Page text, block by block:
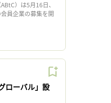
）は5月16日、
員企業の募集を開
ローバル」設